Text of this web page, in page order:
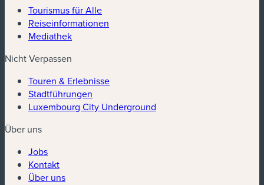
Tourismus für Alle
Reiseinformationen
Mediathek
Nicht Verpassen
Touren & Erlebnisse
Stadtführungen
Luxembourg City Underground
Über uns
Jobs
Kontakt
Über uns